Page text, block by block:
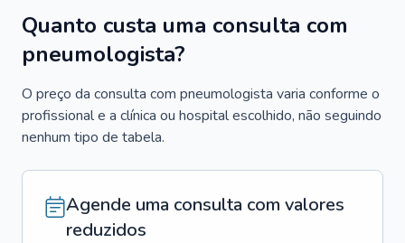
Quanto custa uma consulta com
pneumologista?
O preço da consulta com pneumologista varia conforme o
profissional e a clínica ou hospital escolhido, não seguindo
nenhum tipo de tabela.
Agende uma consulta com valores
reduzidos